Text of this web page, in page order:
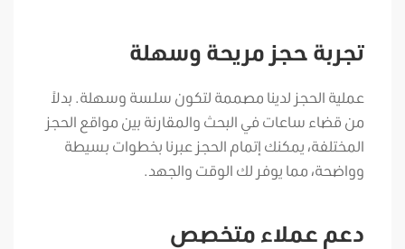
تجربة حجز مريحة وسهلة
عملية الحجز لدينا مصممة لتكون سلسة وسهلة. بدلاً
من قضاء ساعات في البحث والمقارنة بين مواقع الحجز
المختلفة، يمكنك إتمام الحجز عبرنا بخطوات بسيطة
وواضحة، مما يوفر لك الوقت والجهد.
دعم عملاء متخصص